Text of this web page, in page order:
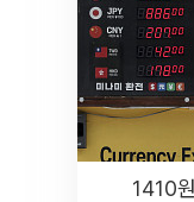
1410